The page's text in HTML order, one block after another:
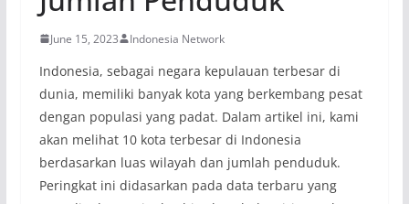
June 15, 2023 Indonesia Network
Indonesia, sebagai negara kepulauan terbesar di
dunia, memiliki banyak kota yang berkembang pesat
dengan populasi yang padat. Dalam artikel ini, kami
akan melihat 10 kota terbesar di Indonesia
berdasarkan luas wilayah dan jumlah penduduk.
Peringkat ini didasarkan pada data terbaru yang